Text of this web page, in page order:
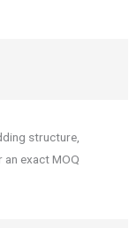
structure,
an exact MOQ